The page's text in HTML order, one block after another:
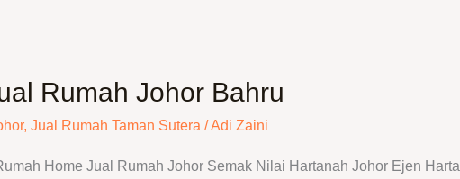
Rumah Johor Bahru
, Jual Rumah Taman Sutera/Adi Zaini
Home Jual Rumah Johor Semak Nilai Hartanah Johor Ejen